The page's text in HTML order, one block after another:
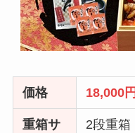
価格 18,000円
重箱サ
2段重箱